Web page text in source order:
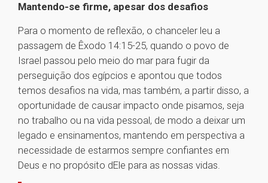
Mantendo-se firme, apesar dos desafios
Para o momento de reflexão, o chanceler leu a
passagem de Êxodo 14:15-25, quando o povo de
Israel passou pelo meio do mar para fugir da
perseguição dos egípcios e apontou que todos
temos desafios na vida, mas também, a partir disso, a
oportunidade de causar impacto onde pisamos, seja
no trabalho ou na vida pessoal, de modo a deixar um
legado e ensinamentos, mantendo em perspectiva a
necessidade de estarmos sempre confiantes em
Deus e no propósito dEle para as nossas vidas.